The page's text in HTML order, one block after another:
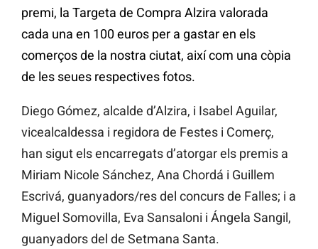
premi, la Targeta de Compra Alzira valorada
cada una en 100 euros per a gastar en els
comerços de la nostra ciutat, així com una còpia
de les seues respectives fotos.
Diego Gómez, alcalde d’Alzira, i Isabel Aguilar,
vicealcaldessa i regidora de Festes i Comerç,
han sigut els encarregats d’atorgar els premis a
Miriam Nicole Sánchez, Ana Chordá i Guillem
Escrivá, guanyadors/res del concurs de Falles; i a
Miguel Somovilla, Eva Sansaloni i Ángela Sangil,
guanyadors del de Setmana Santa.